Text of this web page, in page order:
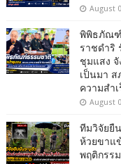
August
พิพิธภัณฑ์
ราชดำริ
ชุมแสง จั
เป็นมา
ความสำ
August
ทีมวิจัยยื
ห้วยขาแ
พฤติกรร